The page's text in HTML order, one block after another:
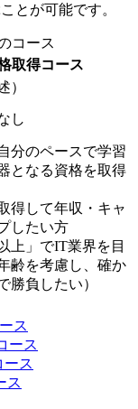
とが可能です。
コース
取得コース
）
し
分のペースで学習
となる資格を取得
得して年収・キャ
したい方
上」でIT業界を目
齢を考慮し、確か
勝負したい）
ス
ース
ース
ス